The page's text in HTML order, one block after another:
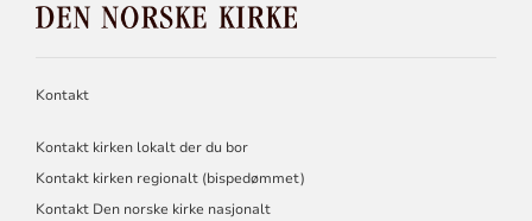
NORSKE
KIRKE
Kontakt
Kontakt kirken lokalt der du bor
Kontakt kirken regionalt (bispedømmet)
Kontakt Den norske kirke nasjonalt